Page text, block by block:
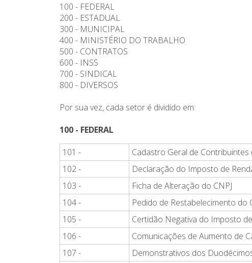
100 - FEDERAL
200 - ESTADUAL
300 - MUNICIPAL
400 - MINISTÉRIO DO TRABALHO
500 - CONTRATOS
600 - INSS
700 - SINDICAL
800 - DIVERSOS
Por sua vez, cada setor é dividido em:
100 - FEDERAL
101 -
Cadastro Geral de Contribuintes
102 -
Declaração do Imposto de
103 -
Ficha de Alteração do CNPJ
104 -
Pedido de Restabelecimento do
105 -
Certidão Negativa do Imposto de
106 -
Comunicações de Aumento de
107 -
Demonstrativos dos